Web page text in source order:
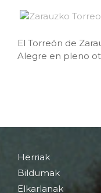
El Torreón de
Alegre en pleno
Herriak
Bildumak
Elkarlanak